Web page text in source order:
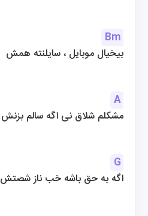
Bm
بیخیال موبایل ، سایلنته همش
A
مشکلم شلاق نی اگه سالم بزنش
G
اگه به حق باشه خب ناز شصتش